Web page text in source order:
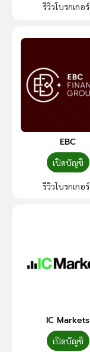
รีวิวโบรกเกอร์
EBC
เปิดบัญชี
รีวิวโบรกเกอร์
IC Markets
เปิดบัญชี